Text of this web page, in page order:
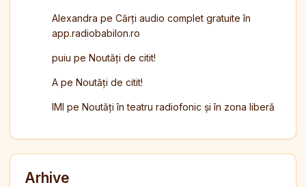
Alexandra pe Cărți audio complet gratuite în
app.radiobabilon.ro
puiu pe Noutăți de citit!
A pe Noutăți de citit!
IMI pe Noutăți în teatru radiofonic și în zona liberă
Arhive